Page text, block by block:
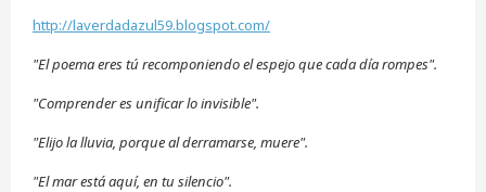
http://laverdadazul59.blogspot.com/
"El poema eres tú recomponiendo el espejo que cada día rompes".
"Comprender es unificar lo invisible".
"Elijo la lluvia, porque al derramarse, muere".
"El mar está aquí, en tu silencio".